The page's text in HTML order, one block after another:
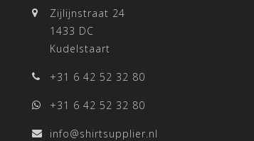
Zijlijnstraat 24
1433 DC
Kudelstaart
+31 6 42 52 32 80
+31 6 42 52 32 80
info@shirtsupplier.nl